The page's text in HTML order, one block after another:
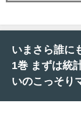
いまさら誰に
1巻 まずは統
いのこっそり